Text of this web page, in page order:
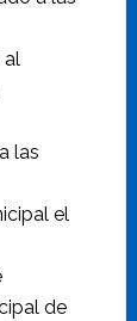
al
las
el
de